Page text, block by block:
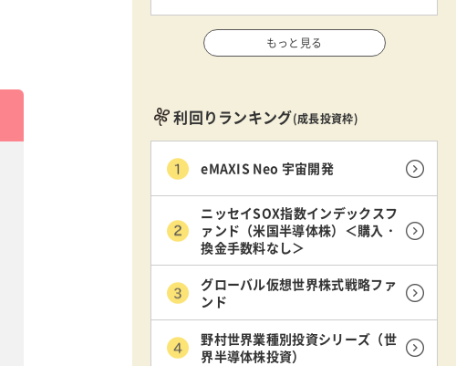
もっと見る
利回りランキング(成長投資枠)
eMAXIS Neo 宇宙開発
ニッセイSOX指数インデックスフ
ァンド（米国半導体株）＜購入・
換金手数料なし＞
グローバル仮想世界株式戦略ファ
ンド
野村世界業種別投資シリーズ（世
界半導体株投資）